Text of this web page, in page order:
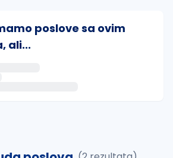
poslove sa ovim
ali...